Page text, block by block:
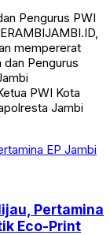
Pengurus PWI
mempererat
dan Pengurus
PWI Kota
Jambi
Pertamina
Eco-Print